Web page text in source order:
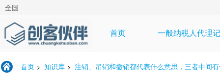
全国
首页 一般纳税人代理
首页 > 知识库 > 注销、吊销和撤销都代表什么意思，三者中间